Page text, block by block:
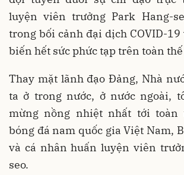
luyện viên trưởng Park Hang-
trong bối cảnh đại dịch COVID-
biến hết sức phức tạp trên toàn
Thay mặt lãnh đạo Đảng, Nhà
ta ở trong nước, ở nước ngoài,
mừng nồng nhiệt nhất tới toàn
bóng đá nam quốc gia Việt Nam,
và cá nhân huấn luyện viên
seo.